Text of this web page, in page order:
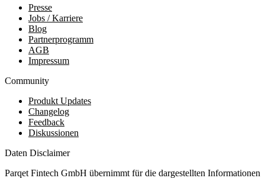
Presse
Jobs / Karriere
Blog
Partnerprogramm
AGB
Impressum
Community
Produkt Updates
Changelog
Feedback
Diskussionen
Daten Disclaimer
Parqet Fintech GmbH übernimmt für die dargestellten Informationen